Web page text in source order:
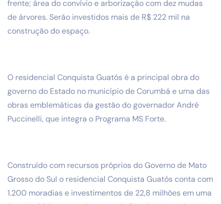
frente; área do convívio e arborização com dez mudas
de árvores. Serão investidos mais de R$ 222 mil na
construção do espaço.
O residencial Conquista Guatós é a principal obra do
governo do Estado no município de Corumbá e uma das
obras emblemáticas da gestão do governador André
Puccinelli, que integra o Programa MS Forte.
Construído com recursos próprios do Governo de Mato
Grosso do Sul o residencial Conquista Guatós conta com
1.200 moradias e investimentos de 22,8 milhões em uma